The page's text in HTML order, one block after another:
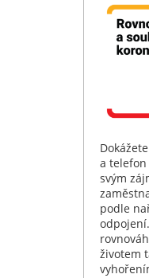
a
svým
podle
životem